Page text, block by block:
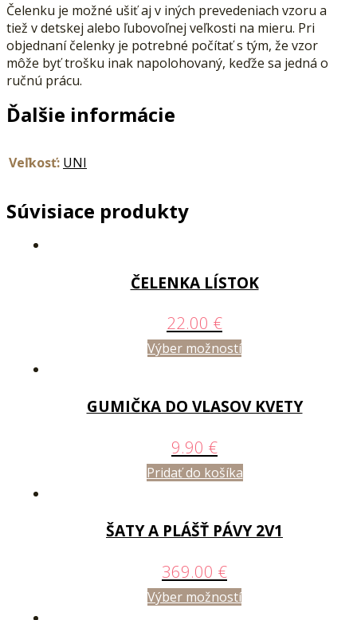
Čelenku je možné ušiť aj v iných prevedeniach vzoru a
tiež v detskej alebo ľubovoľnej veľkosti na mieru. Pri
objednaní čelenky je potrebné počítať s tým, že vzor
môže byť trošku inak napolohovaný, keďže sa jedná o
ručnú prácu.
Ďalšie informácie
Veľkosť: UNI
Súvisiace produkty
ČELENKA LÍSTOK
22.00 €
Výber možností
GUMIČKA DO VLASOV KVETY
9.90 €
Pridať do košíka
ŠATY A PLÁŠŤ PÁVY 2V1
369.00 €
Výber možností